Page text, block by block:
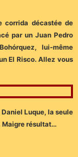
corrida décastée de
par un Juan Pedro
lui-même
El Risco. Allez vous
Luque, la seule
Maigre résultat…